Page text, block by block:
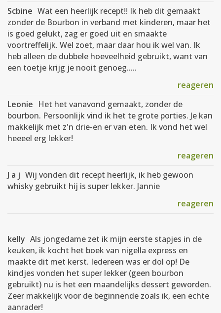
Scbine Wat een heerlijk recept!! Ik heb dit gemaakt
zonder de Bourbon in verband met kinderen, maar het
is goed gelukt, zag er goed uit en smaakte
voortreffelijk. Wel zoet, maar daar hou ik wel van. Ik
heb alleen de dubbele hoeveelheid gebruikt, want van
een toetje krijg je nooit genoeg.....
reageren
Leonie Het het vanavond gemaakt, zonder de
bourbon. Persoonlijk vind ik het te grote porties. Je kan
makkelijk met z'n drie-en er van eten. Ik vond het wel
heeeel erg lekker!
reageren
J a j Wij vonden dit recept heerlijk, ik heb gewoon
whisky gebruikt hij is super lekker. Jannie
reageren
kelly Als jongedame zet ik mijn eerste stapjes in de
keuken, ik kocht het boek van nigella express en
maakte dit met kerst. Iedereen was er dol op! De
kindjes vonden het super lekker (geen bourbon
gebruikt) nu is het een maandelijks dessert geworden.
Zeer makkelijk voor de beginnende zoals ik, een echte
aanrader!